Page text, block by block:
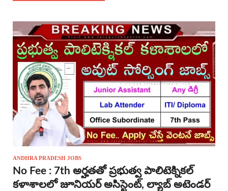
ANDHRA PRADESH JOBS
No Fee : 7th అర్హతతో ప్రభుత్వ పాలిటెక్నికల్
కళాశాలలో జూనియర్ అసిస్టెంట్, ల్యాబ్ అటెండర్